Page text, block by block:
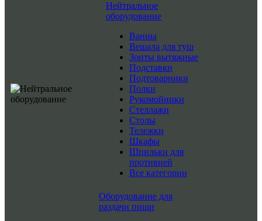
Нейтральное
оборудование
Ванны
Вешала для туш
Зонты вытяжные
Подставки
Подтоварники
Полки
Рукомойники
Стеллажи
Столы
Тележки
Шкафы
Шпильки для
противней
Все категории
Оборудование для
раздачи пищи